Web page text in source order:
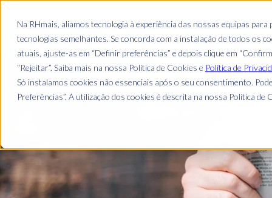
Na RHmais, aliamos tecnologia à experiência das nossas equipas
tecnologias semelhantes. Se concorda com a instalação de todos os
atuais, ajuste-as em “Definir preferências” e depois clique em
“Rejeitar”. Saiba mais na nossa Política de Cookies e Política de
Só instalamos cookies não essenciais após o seu consentimento.
Preferências”. A utilização dos cookies é descrita na nossa Política de
CANDIDATOS EMPREGO